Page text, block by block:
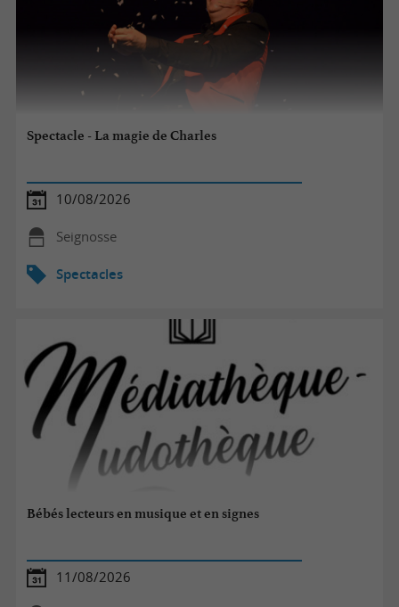
Spectacle - La magie de Charles
10/08/2026
Seignosse
Spectacles
Bébés lecteurs en musique et en signes
11/08/2026